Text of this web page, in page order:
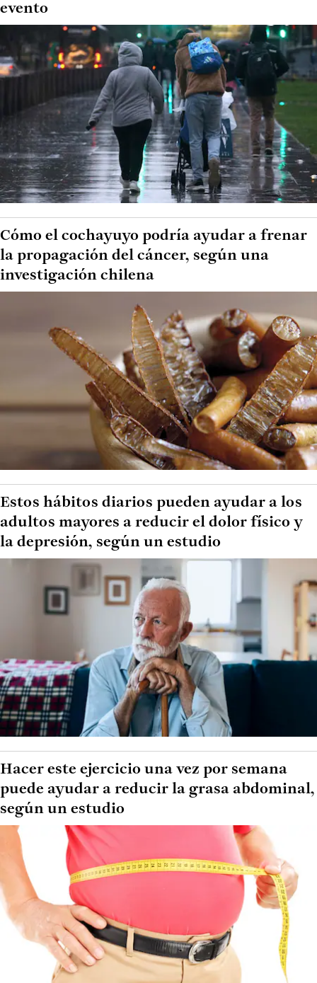
evento
Cómo el cochayuyo podría ayudar a frenar
la propagación del cáncer, según una
investigación chilena
Estos hábitos diarios pueden ayudar a los
adultos mayores a reducir el dolor físico y
la depresión, según un estudio
Hacer este ejercicio una vez por semana
puede ayudar a reducir la grasa abdominal,
según un estudio